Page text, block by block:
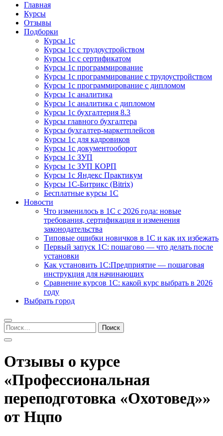
Курсы 1С
Курсы 1С официальная сертификация
Главная
Курсы
Отзывы
Подборки
Курсы 1с
Курсы 1с с трудоустройством
Курсы 1с с сертификатом
Курсы 1с программирование
Курсы 1с программирование с трудоустройством
Курсы 1с программирование с дипломом
Курсы 1с аналитика
Курсы 1с аналитика с дипломом
Курсы 1с бухгалтерия 8.3
Курсы главного бухгалтера
Курсы бухгалтер-маркетплейсов
Курсы 1с для кадровиков
Курсы 1с документооборот
Курсы 1с ЗУП
Курсы 1с ЗУП КОРП
Курсы 1с Яндекс Практикум
Курсы 1С-Битрикс (Bitrix)
Бесплатные курсы 1С
Новости
Что изменилось в 1С с 2026 года: новые
требования, сертификация и изменения
законодательства
Типовые ошибки новичков в 1С и как их избежать
Первый запуск 1С: пошагово — что делать после
установки
Как установить 1С:Предприятие — пошаговая
инструкция для начинающих
Сравнение курсов 1С: какой курс выбрать в 2026
году
Выбрать город
Найти:
Отзывы о курсе
«Профессиональная
переподготовка «Охотовед»»
от Нцпо